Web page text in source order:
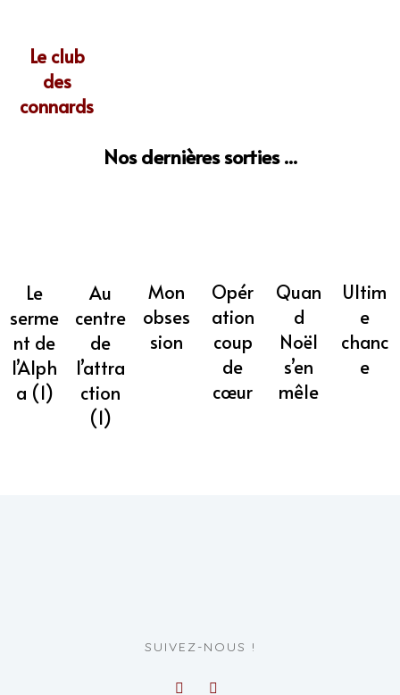
Le club
des
connards
Nos dernières sorties ...
Le
serme
nt de
l’Alph
a (1)
Au
centre
de
l’attra
ction
(1)
Mon
obses
sion
Opér
ation
coup
de
cœur
Quan
d
Noël
s’en
mêle
Ultim
e
chanc
e
SUIVEZ-NOUS !